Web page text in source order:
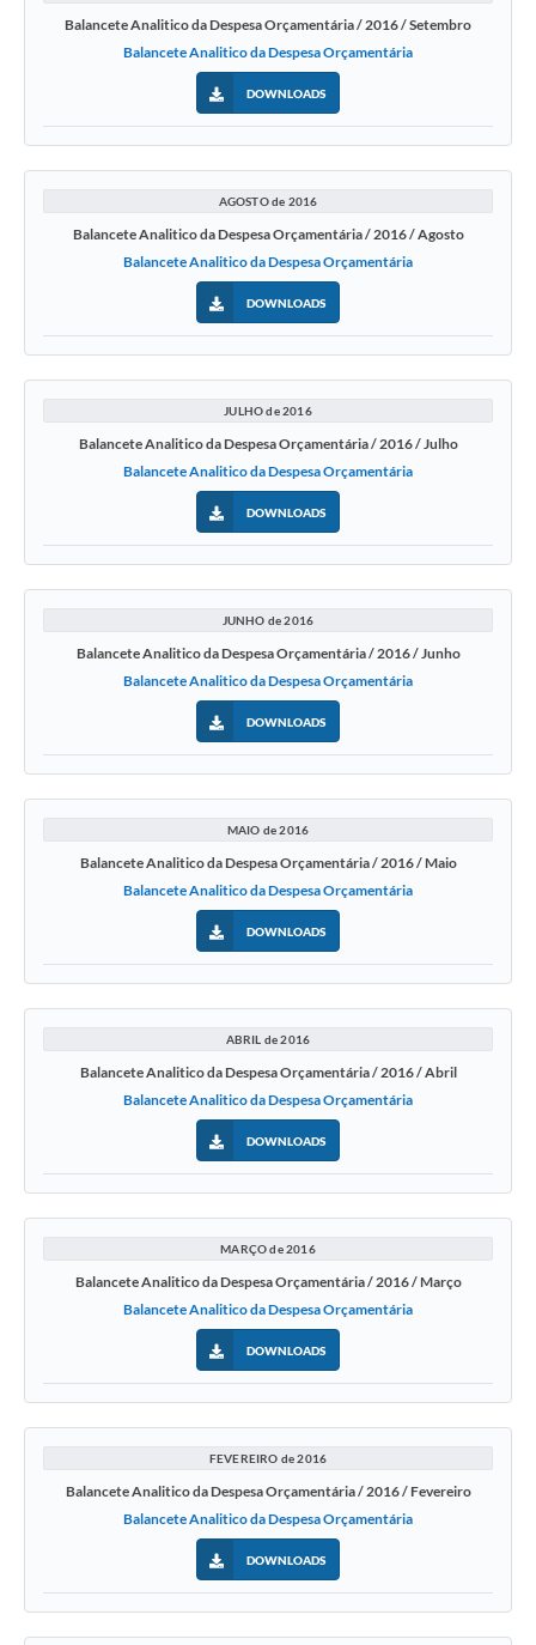
Balancete Analitico da Despesa Orçamentária / 2016 / Setembro
Balancete Analitico da Despesa Orçamentária
DOWNLOADS
AGOSTO de 2016
Balancete Analitico da Despesa Orçamentária / 2016 / Agosto
Balancete Analitico da Despesa Orçamentária
DOWNLOADS
JULHO de 2016
Balancete Analitico da Despesa Orçamentária / 2016 / Julho
Balancete Analitico da Despesa Orçamentária
DOWNLOADS
JUNHO de 2016
Balancete Analitico da Despesa Orçamentária / 2016 / Junho
Balancete Analitico da Despesa Orçamentária
DOWNLOADS
MAIO de 2016
Balancete Analitico da Despesa Orçamentária / 2016 / Maio
Balancete Analitico da Despesa Orçamentária
DOWNLOADS
ABRIL de 2016
Balancete Analitico da Despesa Orçamentária / 2016 / Abril
Balancete Analitico da Despesa Orçamentária
DOWNLOADS
MARÇO de 2016
Balancete Analitico da Despesa Orçamentária / 2016 / Março
Balancete Analitico da Despesa Orçamentária
DOWNLOADS
FEVEREIRO de 2016
Balancete Analitico da Despesa Orçamentária / 2016 / Fevereiro
Balancete Analitico da Despesa Orçamentária
DOWNLOADS